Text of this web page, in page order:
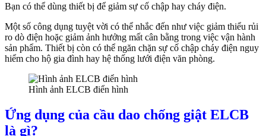
Bạn có thể dùng thiết bị để giảm sự cố chập hay cháy điện.
Một số công dụng tuyệt vời có thể nhắc đến như việc giảm thiểu rủi
ro dò điện hoặc giảm ảnh hưởng mất cân bằng trong việc vận hành
sản phẩm. Thiết bị còn có thể ngăn chặn sự cố chập cháy điện nguy
hiểm cho hộ gia đình hay hệ thống lưới điện văn phòng.
Hình ảnh ELCB điển hình
Ứng dụng của cầu dao chống giật ELCB
là gì?